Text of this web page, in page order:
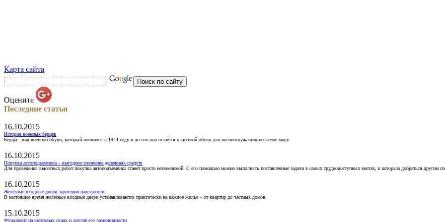
Карта сайта
Оцените
Последние статьи
16.10.2015
История военных берцев
Берцы - вид военной обуви, который появился в 1944 году и до сих пор остаётся классикой обуви для военнослужащих по всему миру.
16.10.2015
Покупка автоподъемника – выгодное вложение денежных средств
Для проведения высотных работ покупка автоподъемника станет просто незаменимой. С его помощью можно выполнять поставленные задачи в самых труднодоступных местах, к которым добраться другим
16.10.2015
Железные входные двери: критерии надежности
В настоящее время железные входные двери устанавливаются практически на каждое жилье – от квартир до частных домов.
15.10.2015
Фундамент на винтовых сваях и другие его разновидности